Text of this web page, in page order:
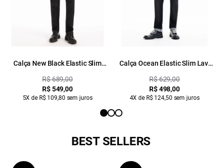
Calça New Black Elastic Slim
R$ 689,00
R$ 549,00
5X de R$ 109,80 sem juros
Calça Ocean Elastic Slim Lav.
R$ 629,00
R$ 498,00
4X de R$ 124,50 sem juros
BEST SELLERS